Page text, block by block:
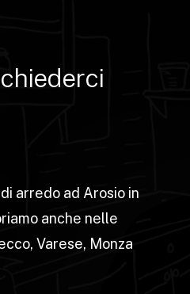
chiederci
arredo ad Arosio in
anche nelle
Varese, Monza